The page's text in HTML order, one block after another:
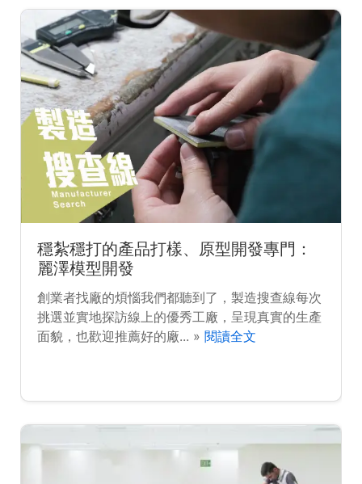
穩紮穩打的產品打樣、原型開發專門：
麗澤模型開發
創業者找廠的煩惱我們都聽到了，製造搜查線每次
挑選並實地探訪線上的優秀工廠，呈現真實的生產
面貌，也歡迎推薦好的廠... » 閱讀全文